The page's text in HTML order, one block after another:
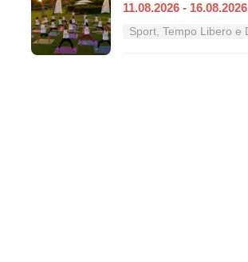
11.08.2026 - 16.08.2026